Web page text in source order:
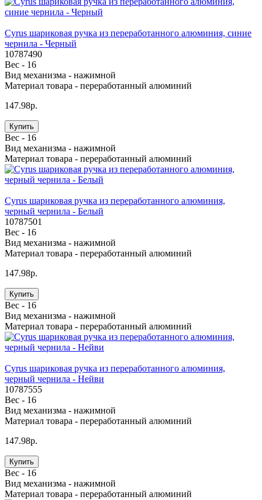
Cyrus шариковая ручка из переработанного алюминия, синие
чернила - Черный
10787490
Вес - 16
Вид механизма - нажимной
Материал товара - переработанный алюминий
147.98р.
Купить
Вес - 16
Вид механизма - нажимной
Материал товара - переработанный алюминий
Cyrus шариковая ручка из переработанного алюминия,
черный чернила - Белый
10787501
Вес - 16
Вид механизма - нажимной
Материал товара - переработанный алюминий
147.98р.
Купить
Вес - 16
Вид механизма - нажимной
Материал товара - переработанный алюминий
Cyrus шариковая ручка из переработанного алюминия,
черный чернила - Нейви
10787555
Вес - 16
Вид механизма - нажимной
Материал товара - переработанный алюминий
147.98р.
Купить
Вес - 16
Вид механизма - нажимной
Материал товара - переработанный алюминий